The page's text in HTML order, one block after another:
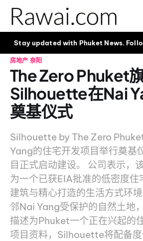
Stay updated with Phuket News.
房地产 奈阳
The Zero Phuket
Silhouette在Nai
奠基仪式
Silhouette by The Zero
Yang的住宅开发项目举行奠基
目正式启动建设。 公司表示，
为一个已获EIA批准的低密度住
建筑与精心打造的生活方式环
邻Nai Yang受保护的自然土地
描述为Phuket一个正在兴起的
项目资料，Silhouette将配备